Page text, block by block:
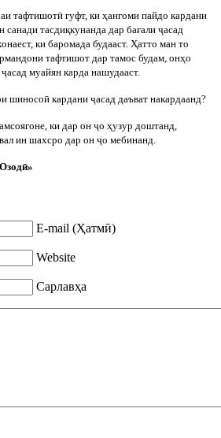
тафтишотӣ гуфт, ки ҳангоми пайдо кардани
санади тасдиқкунанда дар бағали ҷасад
ки баромада будааст. Ҳатто ман то
тафтишот дар тамос будам, онҳо
ҷасад муайян карда нашудааст.
шиносоӣ кардани ҷасад даъват накардаанд?
ки дар он ҷо ҳузур доштанд,
ин шахсро дар он ҷо мебинанд.
E-mail (Ҳатмӣ)
Website
Сарлавҳа